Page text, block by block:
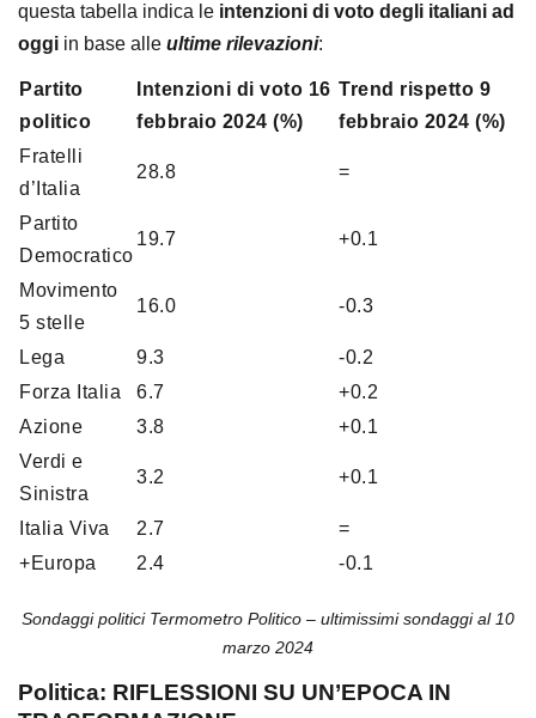
questa tabella indica le intenzioni di voto degli italiani ad
oggi in base alle ultime rilevazioni:
Partito
politico
Intenzioni di voto 16
febbraio 2024 (%)
Trend rispetto 9
febbraio 2024 (%)
Fratelli
d’Italia
28.8 =
Partito
Democratico
19.7 +0.1
Movimento
5 stelle
16.0 -0.3
Lega 9.3
-0.2
Forza Italia
6.7
+0.2
Azione
3.8
+0.1
Verdi e
Sinistra
3.2 +0.1
Italia Viva 2.7
=
+Europa
2.4 -0.1
Sondaggi politici Termometro Politico – ultimissimi sondaggi al 10
marzo 2024
Politica: RIFLESSIONI SU UN’EPOCA IN